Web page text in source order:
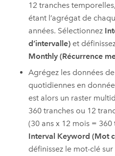
12 tranches
étant l’agrégat de
années. Sélectionnez
d’intervalle) et
Monthly (Récurrence
Agrégez les données
quotidiennes en
est alors un raster
360 tranches ou 12
(30 ans x 12 mois =
Interval Keyword (Mot
définissez le mot-clé sur